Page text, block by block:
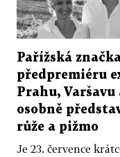
Pařížská
předpremiéru
Prahu,
osobně
růže a pižmo
Je 23. července